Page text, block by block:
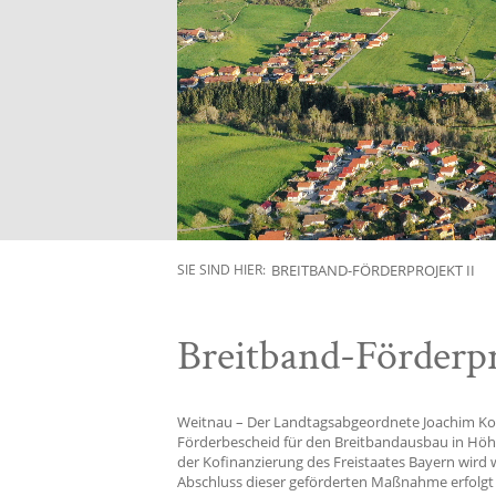
SIE SIND HIER: BREITBAND-FÖRDERPROJEKT II
Breitband-
Weitnau – Der Landtagsabgeordnete Joachim
Förderbescheid für den Breitbandausbau in
der Kofinanzierung des Freistaates Bayern
Abschluss dieser geförderten Maßnahme